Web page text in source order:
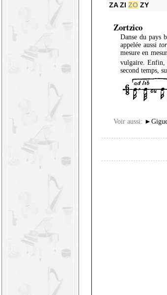
ZA ZI ZO ZY
Zortzico
Danse du pays
appelée aussi
mesure en
vulgaire. Enfin,
second temps,
Voir aussi: ►